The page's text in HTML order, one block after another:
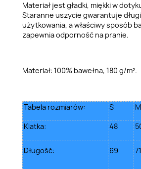
Materiał jest gładki, miękki w
Staranne uszycie gwarantuje
użytkowania, a właściwy sposób
zapewnia odporność na pranie.
Materiał: 100% bawełna, 180 g/m².
Tabela rozmiarów: S M
Klatka: 48
Długość: 69 71